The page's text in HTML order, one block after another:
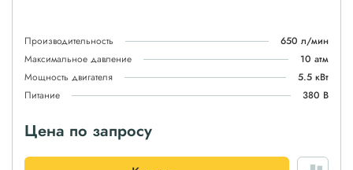
Производительность
650 л/мин
Максимальное давление
10 атм
Мощность двигателя
5.5 кВт
Питание
380 В
Цена по запросу